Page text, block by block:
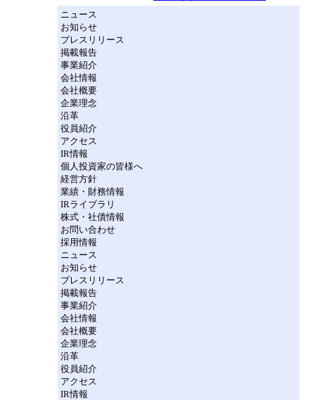
ニュース
お知らせ
プレスリリース
掲載報告
事業紹介
会社情報
会社概要
企業理念
沿革
役員紹介
アクセス
IR情報
個人投資家の皆様へ
経営方針
業績・財務情報
IRライブラリ
株式・社債情報
お問い合わせ
採用情報
ニュース
お知らせ
プレスリリース
掲載報告
事業紹介
会社情報
会社概要
企業理念
沿革
役員紹介
アクセス
IR情報